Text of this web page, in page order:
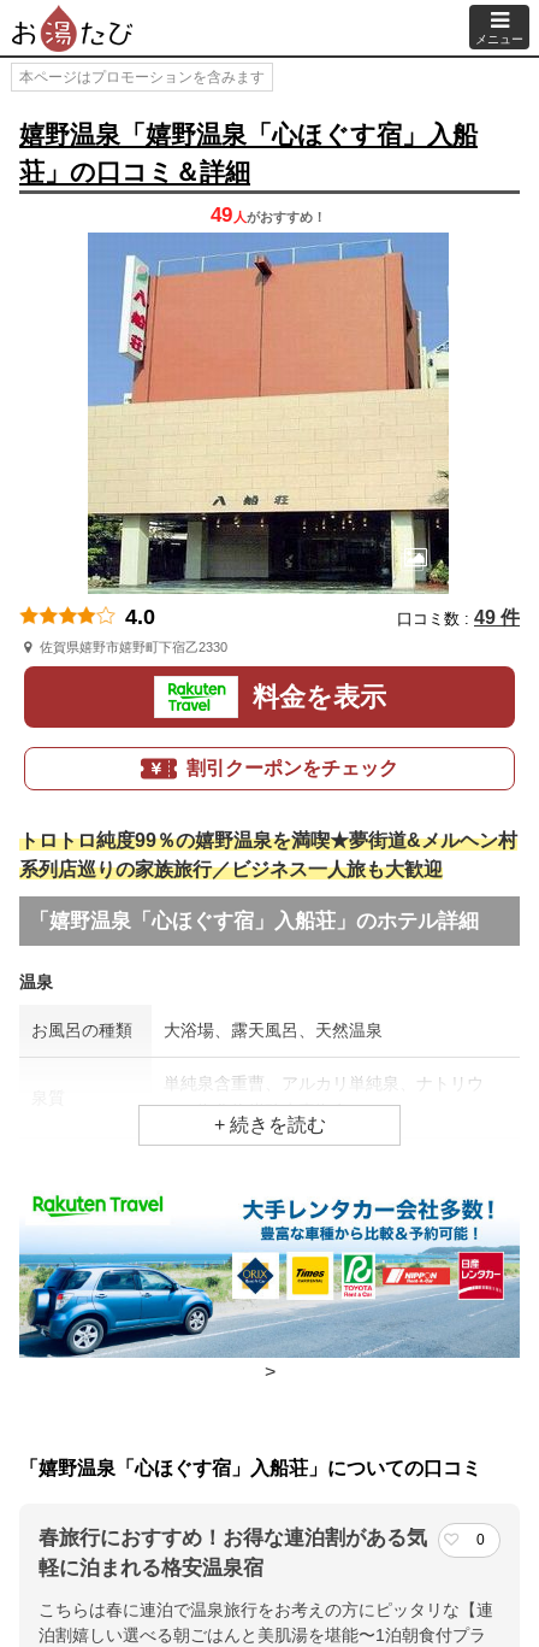
メニュー
本ページはプロモーションを含みます
嬉野温泉「嬉野温泉「心ほぐす宿」入船
荘」の口コミ＆詳細
49 人がおすすめ！
4.0 口コミ数 : 49 件
佐賀県嬉野市嬉野町下宿乙2330
料金を表示
割引クーポンをチェック
トロトロ純度99％の嬉野温泉を満喫★夢街道&メルヘン村
系列店巡りの家族旅行／ビジネス一人旅も大歓迎
「嬉野温泉「心ほぐす宿」入船荘」のホテル詳細
温泉
お風呂の種類 大浴場、露天風呂、天然温泉
単純泉含重曹、アルカリ単純泉、ナトリウ
ム・塩化物炭酸水素塩泉
食事場所
朝食 レストラン、食事処
夕食 レストラン、食事処
ＪＲ武雄温泉駅よりバスで嬉野温泉まで３０分
>
「嬉野温泉「心ほぐす宿」入船荘」についての口コミ
春旅行におすすめ！お得な連泊割がある気
軽に泊まれる格安温泉宿
0
こちらは春に連泊で温泉旅行をお考えの方にピッタリな【連
泊割嬉しい選べる朝ごはんと美肌湯を堪能〜1泊朝食付プラ